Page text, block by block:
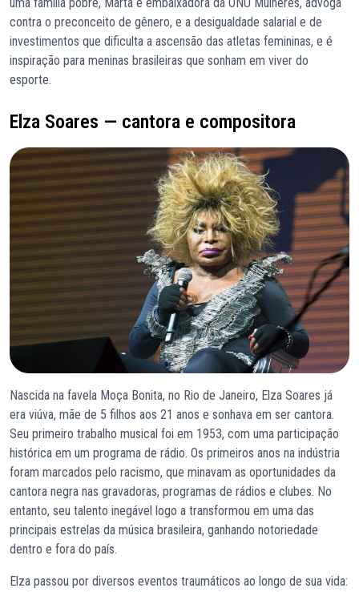
contra o preconceito de gênero, e a desigualdade salarial e de
investimentos que dificulta a ascensão das atletas femininas, e é
inspiração para meninas brasileiras que sonham em viver do
esporte.
Elza Soares — cantora e compositora
Nascida na favela Moça Bonita, no Rio de Janeiro, Elza Soares já
era viúva, mãe de 5 filhos aos 21 anos e sonhava em ser cantora.
Seu primeiro trabalho musical foi em 1953, com uma participação
histórica em um programa de rádio. Os primeiros anos na indústria
foram marcados pelo racismo, que minavam as oportunidades da
cantora negra nas gravadoras, programas de rádios e clubes. No
entanto, seu talento inegável logo a transformou em uma das
principais estrelas da música brasileira, ganhando notoriedade
dentro e fora do país.
Elza passou por diversos eventos traumáticos ao longo de sua vida: